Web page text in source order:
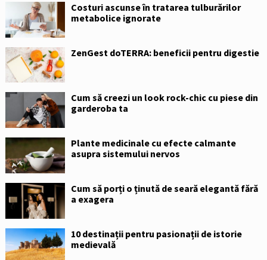
Costuri ascunse în tratarea tulburărilor
metabolice ignorate
ZenGest doTERRA: beneficii pentru digestie
Cum să creezi un look rock-chic cu piese din
garderoba ta
Plante medicinale cu efecte calmante
asupra sistemului nervos
Cum să porți o ținută de seară elegantă fără
a exagera
10 destinații pentru pasionații de istorie
medievală